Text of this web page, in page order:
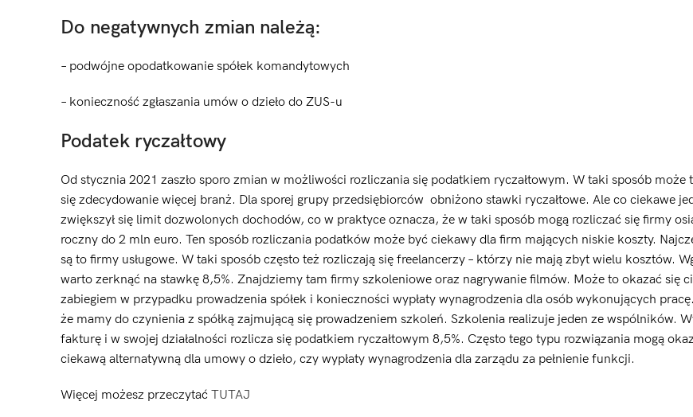
Do negatywnych zmian należą:
– podwójne opodatkowanie spółek komandytowych
– konieczność zgłaszania umów o dzieło do ZUS-u
Podatek ryczałtowy
Od stycznia 2021 zaszło sporo zmian w możliwości rozliczania się podatkiem ryczałtowym. W taki sposób może
się zdecydowanie więcej branż. Dla sporej grupy przedsiębiorców obniżono stawki ryczałtowe. Ale co ciekawe
zwiększył się limit dozwolonych dochodów, co w praktyce oznacza, że w taki sposób mogą rozliczać się firmy
roczny do 2 mln euro. Ten sposób rozliczania podatków może być ciekawy dla firm mających niskie koszty.
są to firmy usługowe. W taki sposób często też rozliczają się freelancerzy – którzy nie mają zbyt wielu kosztów.
warto zerknąć na stawkę 8,5%. Znajdziemy tam firmy szkoleniowe oraz nagrywanie filmów. Może to okazać się
zabiegiem w przypadku prowadzenia spółek i konieczności wypłaty wynagrodzenia dla osób wykonujących
że mamy do czynienia z spółką zajmującą się prowadzeniem szkoleń. Szkolenia realizuje jeden ze wspólników.
fakturę i w swojej działalności rozlicza się podatkiem ryczałtowym 8,5%. Często tego typu rozwiązania mogą
ciekawą alternatywną dla umowy o dzieło, czy wypłaty wynagrodzenia dla zarządu za pełnienie funkcji.
Więcej możesz przeczytać TUTAJ